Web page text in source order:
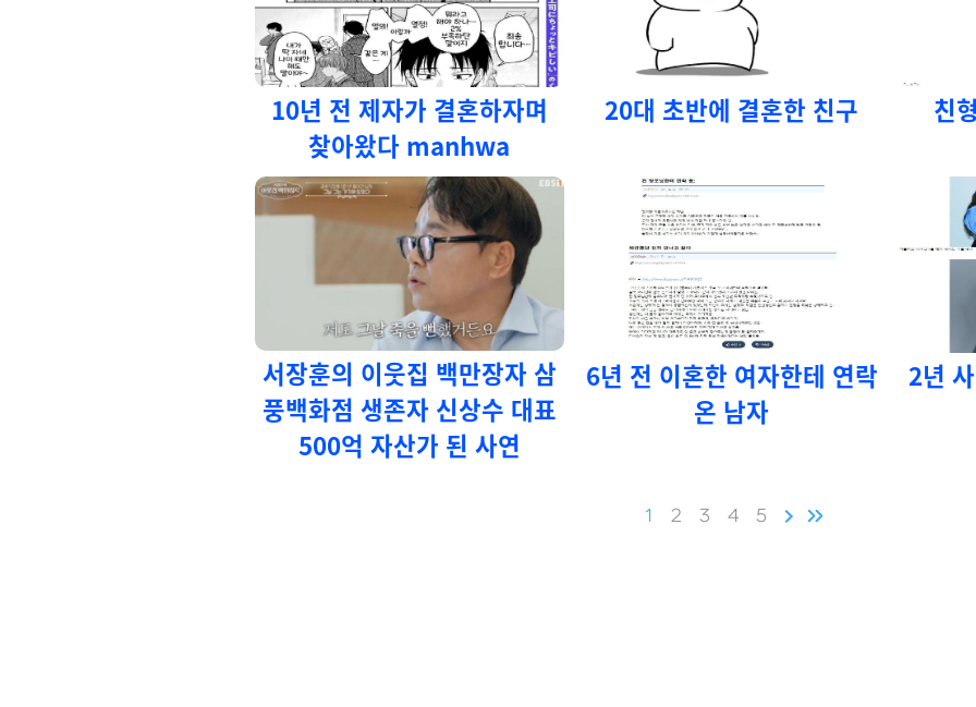
10년 전 제자가 결혼하자며
찾아왔다 manhwa
20대 초반에 결혼한 친구 친
서장훈의 이웃집 백만장자 삼
풍백화점 생존자 신상수 대표
500억 자산가 된 사연
6년 전 이혼한 여자한테 연락
온 남자
2년
1 2 3 4 5